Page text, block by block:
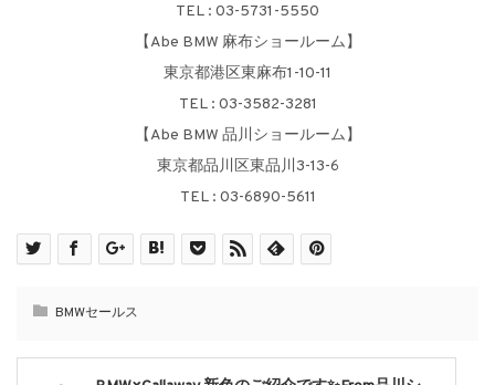
TEL : 03-5731-5550
【Abe BMW 麻布ショールーム】
東京都港区東麻布1-10-11
TEL : 03-3582-3281
【Abe BMW 品川ショールーム】
東京都品川区東品川3-13-6
TEL : 03-6890-5611
BMWセールス